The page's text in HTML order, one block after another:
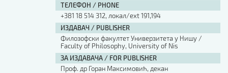
ТЕЛЕФОН / PHONE
+381 18 514 312, локал/ext 191,194
ИЗДАВАЧ / PUBLISHER
Филозофски факултет Универзитета у Нишу /
Faculty of Philosophy, University of Nis
ЗА ИЗДАВАЧА / FOR PUBLISHER
Проф. др Горан Максимовић, декан